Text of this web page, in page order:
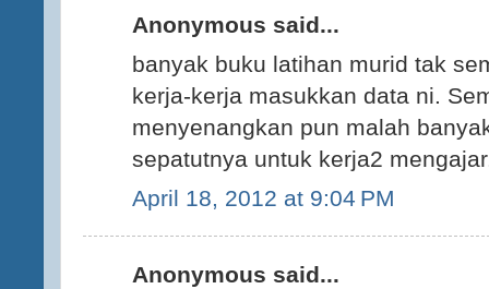
Anonymous said...
banyak buku latihan murid tak
kerja-kerja masukkan data ni.
menyenangkan pun malah
sepatutnya untuk kerja2
April 18, 2012 at 9:04 PM
Anonymous said...